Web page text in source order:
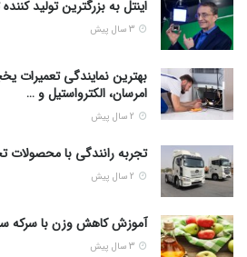
اینتل به بزرگترین تولید
بهترین نمایندگی تعمیرات
امرسان، الکترواستیل و …
تجربه رانندگی با محصولات
آموزش کاهش وزن با سرکه